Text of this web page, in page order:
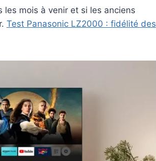
les mois à venir et si les anciens
Test Panasonic LZ2000 : fidélité des